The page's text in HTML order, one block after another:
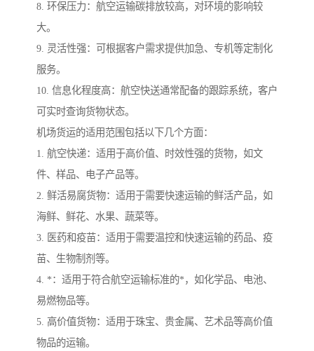
8. 环保压力：航空运输碳排放较高，对环境的影响较
大。
9. 灵活性强：可根据客户需求提供加急、专机等定制化
服务。
10. 信息化程度高：航空快送通常配备的跟踪系统，客户
可实时查询货物状态。
机场货运的适用范围包括以下几个方面：
1. 航空快递：适用于高价值、时效性强的货物，如文
件、样品、电子产品等。
2. 鲜活易腐货物：适用于需要快速运输的鲜活产品，如
海鲜、鲜花、水果、蔬菜等。
3. 医药和疫苗：适用于需要温控和快速运输的药品、疫
苗、生物制剂等。
4. *：适用于符合航空运输标准的*，如化学品、电池、
易燃物品等。
5. 高价值货物：适用于珠宝、贵金属、艺术品等高价值
物品的运输。